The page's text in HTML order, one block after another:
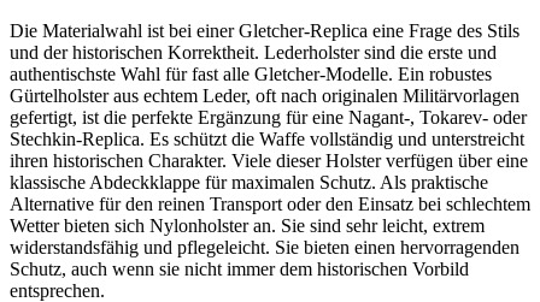
Die Materialwahl ist bei einer Gletcher-Replica eine Frage des Stils
und der historischen Korrektheit. Lederholster sind die erste und
authentischste Wahl für fast alle Gletcher-Modelle. Ein robustes
Gürtelholster aus echtem Leder, oft nach originalen Militärvorlagen
gefertigt, ist die perfekte Ergänzung für eine Nagant-, Tokarev- oder
Stechkin-Replica. Es schützt die Waffe vollständig und unterstreicht
ihren historischen Charakter. Viele dieser Holster verfügen über eine
klassische Abdeckklappe für maximalen Schutz. Als praktische
Alternative für den reinen Transport oder den Einsatz bei schlechtem
Wetter bieten sich Nylonholster an. Sie sind sehr leicht, extrem
widerstandsfähig und pflegeleicht. Sie bieten einen hervorragenden
Schutz, auch wenn sie nicht immer dem historischen Vorbild
entsprechen.